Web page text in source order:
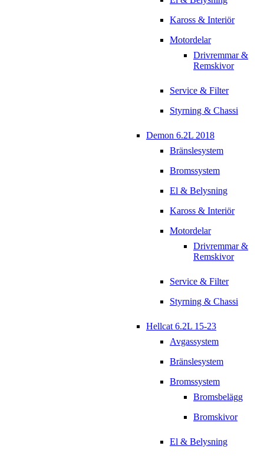
Kaross & Interiör
Motordelar
Drivremmar &
Remskivor
Service & Filter
Styrning & Chassi
Demon 6.2L 2018
Bränslesystem
Bromssystem
El & Belysning
Kaross & Interiör
Motordelar
Drivremmar &
Remskivor
Service & Filter
Styrning & Chassi
Hellcat 6.2L 15-23
Avgassystem
Bränslesystem
Bromssystem
Bromsbelägg
Bromskivor
El & Belysning